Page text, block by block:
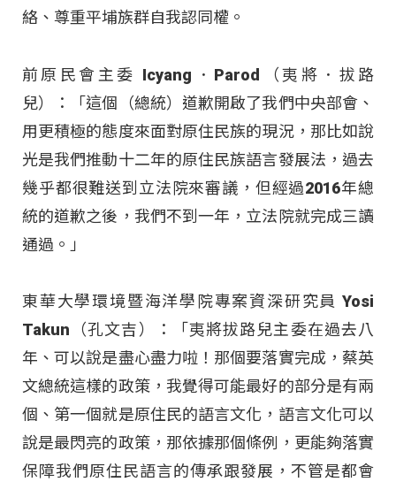
絡、尊重平埔族群自我認同權。
前原民會主委 Icyang．Parod（夷將．拔路
兒）：「這個（總統）道歉開啟了我們中央部會、
用更積極的態度來面對原住民族的現況，那比如說
光是我們推動十二年的原住民族語言發展法，過去
幾乎都很難送到立法院來審議，但經過2016年總
統的道歉之後，我們不到一年，立法院就完成三讀
通過。」
東華大學環境暨海洋學院專案資深研究員 Yosi
Takun（孔文吉）：「夷將拔路兒主委在過去八
年、可以說是盡心盡力啦！那個要落實完成，蔡英
文總統這樣的政策，我覺得可能最好的部分是有兩
個、第一個就是原住民的語言文化，語言文化可以
說是最閃亮的政策，那依據那個條例，更能夠落實
保障我們原住民語言的傳承跟發展，不管是都會